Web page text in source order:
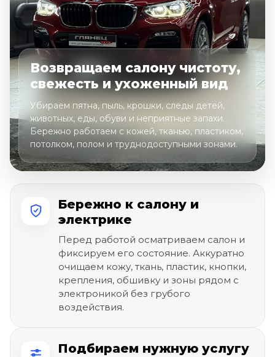
Возвращаем салону чистоту,
свежесть и ухоженный вид
Убираем пятна, пыль, крошки, следы детей,
животных, еды, обуви и неприятные запахи.
Бережно работаем с кожей, тканью, пластиком,
потолком, полом и труднодоступными зонами.
Бережно к салону и
электрике
Перед работой осматриваем салон и
фиксируем его состояние. Аккуратно
очищаем кожу, ткань, пластик, кнопки,
крепления, обшивку и зоны рядом с
электроникой без грубого
воздействия.
Подбираем нужную услугу